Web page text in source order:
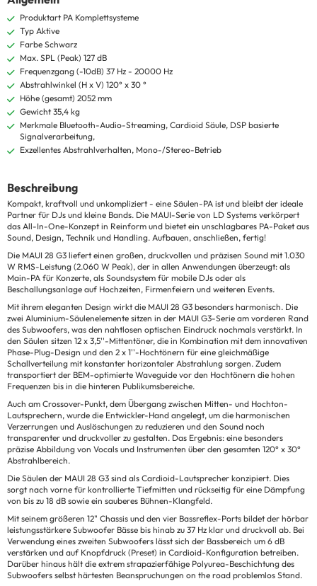
Produktart PA Komplettsysteme
Typ Aktive
Farbe Schwarz
Max. SPL (Peak) 127 dB
Frequenzgang (-10dB) 37 Hz - 20000 Hz
Abstrahlwinkel (H x V) 120° x 30 °
Höhe (gesamt) 2052 mm
Gewicht 35,4 kg
Merkmale Bluetooth-Audio-Streaming, Cardioid Säule, DSP basierte
Signalverarbeitung,
Exzellentes Abstrahlverhalten, Mono-/Stereo-Betrieb
Beschreibung
Kompakt, kraftvoll und unkompliziert - eine Säulen-PA ist und bleibt der ideale
Partner für DJs und kleine Bands. Die MAUI-Serie von LD Systems verkörpert
das All-In-One-Konzept in Reinform und bietet ein unschlagbares PA-Paket aus
Sound, Design, Technik und Handling. Aufbauen, anschließen, fertig!
Die MAUI 28 G3 liefert einen großen, druckvollen und präzisen Sound mit 1.030
W RMS-Leistung (2.060 W Peak), der in allen Anwendungen überzeugt: als
Main-PA für Konzerte, als Soundsystem für mobile DJs oder als
Beschallungsanlage auf Hochzeiten, Firmenfeiern und weiteren Events.
Mit ihrem eleganten Design wirkt die MAUI 28 G3 besonders harmonisch. Die
zwei Aluminium-Säulenelemente sitzen in der MAUI G3-Serie am vorderen Rand
des Subwoofers, was den nahtlosen optischen Eindruck nochmals verstärkt. In
den Säulen sitzen 12 x 3,5''-Mittentöner, die in Kombination mit dem innovativen
Phase-Plug-Design und den 2 x 1''-Hochtönern für eine gleichmäßige
Schallverteilung mit konstanter horizontaler Abstrahlung sorgen. Zudem
transportiert der BEM-optimierte Waveguide vor den Hochtönern die hohen
Frequenzen bis in die hinteren Publikumsbereiche.
Auch am Crossover-Punkt, dem Übergang zwischen Mitten- und Hochton-
Lautsprechern, wurde die Entwickler-Hand angelegt, um die harmonischen
Verzerrungen und Auslöschungen zu reduzieren und den Sound noch
transparenter und druckvoller zu gestalten. Das Ergebnis: eine besonders
präzise Abbildung von Vocals und Instrumenten über den gesamten 120° x 30°
Abstrahlbereich.
Die Säulen der MAUI 28 G3 sind als Cardioid-Lautsprecher konzipiert. Dies
sorgt nach vorne für kontrollierte Tiefmitten und rückseitig für eine Dämpfung
von bis zu 18 dB sowie ein sauberes Bühnen-Klangfeld.
Mit seinem größeren 12" Chassis und den vier Bassreflex-Ports bildet der hörbar
leistungsstärkere Subwoofer Bässe bis hinab zu 37 Hz klar und druckvoll ab. Bei
Verwendung eines zweiten Subwoofers lässt sich der Bassbereich um 6 dB
verstärken und auf Knopfdruck (Preset) in Cardioid-Konfiguration betreiben.
Darüber hinaus hält die extrem strapazierfähige Polyurea-Beschichtung des
Subwoofers selbst härtesten Beanspruchungen on the road problemlos Stand.